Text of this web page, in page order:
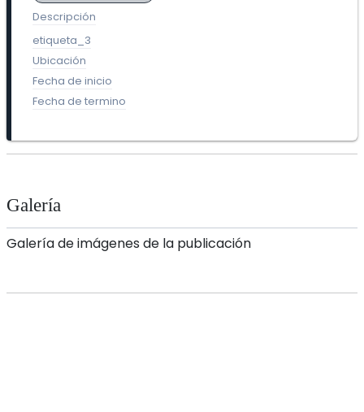
Descripción
etiqueta_3
Ubicación
Fecha de inicio
Fecha de termino
Galería
Galería de imágenes de la publicación